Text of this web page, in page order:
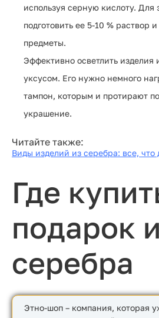
используя серную кислоту. Для
подготовить ее 5-10 % раствор
предметы.
Эффективно осветлить изделия
уксусом. Его нужно немного
тампон, которым и протирают
украшение.
Читайте также:
Виды изделий из серебра: все, что
Где
подарок
серебра
Этно-шоп – компания, которая